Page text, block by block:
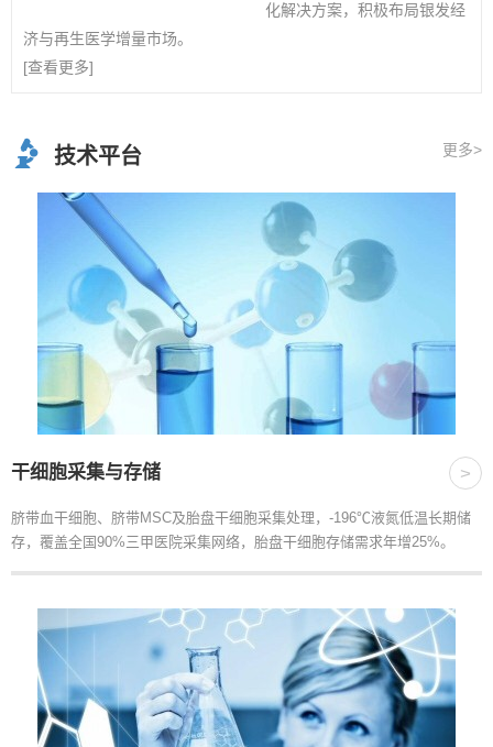
化解决方案，积极布局银发经
济与再生医学增量市场。
[查看更多]
技术平台 更多>
干细胞采集与存储 >
脐带血干细胞、脐带MSC及胎盘干细胞采集处理，-196℃液氮低温长期储
存，覆盖全国90%三甲医院采集网络，胎盘干细胞存储需求年增25%。